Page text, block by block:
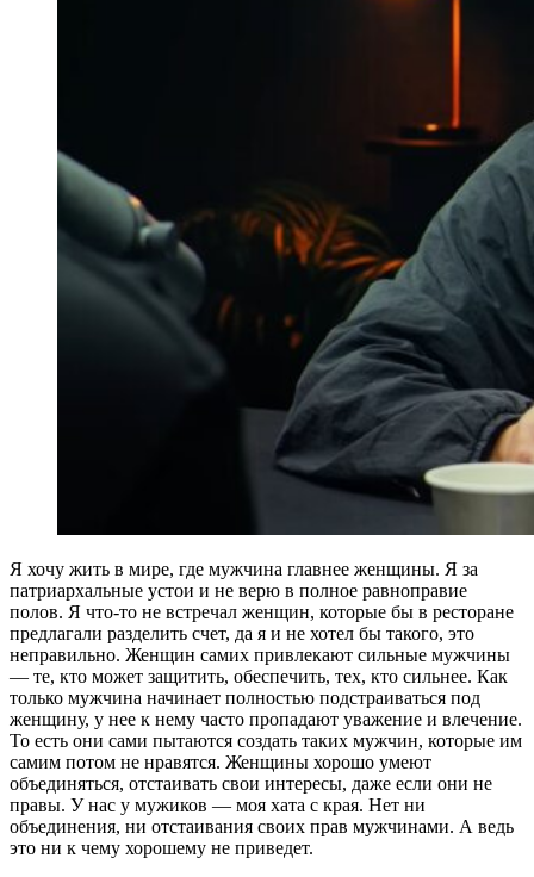
Я хочу жить в мире, где мужчина главнее женщины. Я за
патриархальные устои и не верю в полное равноправие
полов. Я что-то не встречал женщин, которые бы в ресторане
предлагали разделить счет, да я и не хотел бы такого, это
неправильно. Женщин самих привлекают сильные мужчины
— те, кто может защитить, обеспечить, тех, кто сильнее. Как
только мужчина начинает полностью подстраиваться под
женщину, у нее к нему часто пропадают уважение и влечение.
То есть они сами пытаются создать таких мужчин, которые им
самим потом не нравятся. Женщины хорошо умеют
объединяться, отстаивать свои интересы, даже если они не
правы. У нас у мужиков — моя хата с края. Нет ни
объединения, ни отстаивания своих прав мужчинами. А ведь
это ни к чему хорошему не приведет.